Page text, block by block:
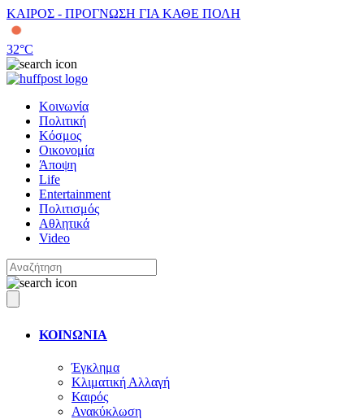
ΚΑΙΡΟΣ - ΠΡΟΓΝΩΣΗ ΓΙΑ ΚΑΘΕ ΠΟΛΗ
32°C
Κοινωνία
Πολιτική
Κόσμος
Οικονομία
Άποψη
Life
Entertainment
Πολιτισμός
Αθλητικά
Video
ΚΟΙΝΩΝΙΑ
Έγκλημα
Κλιματική Αλλαγή
Καιρός
Ανακύκλωση